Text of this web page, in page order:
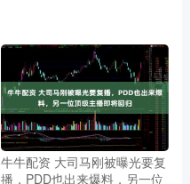
牛牛配资 大司马刚被曝光要复
播，PDD也出来爆料，另一位